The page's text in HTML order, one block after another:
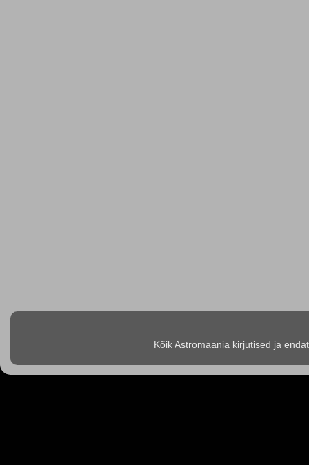
Kõik Astromaania kirjutised ja